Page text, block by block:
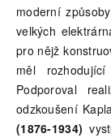
moderní
velkých
pro nějž
měl
Podporoval
odzkoušení
(1876-1934)